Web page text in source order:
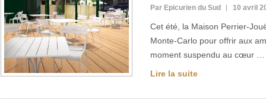
Par Epicurien du Sud 10 avril
Cet été, la Maison Perrier-
Monte-Carlo pour offrir aux
moment suspendu au cœur …
Lire la suite